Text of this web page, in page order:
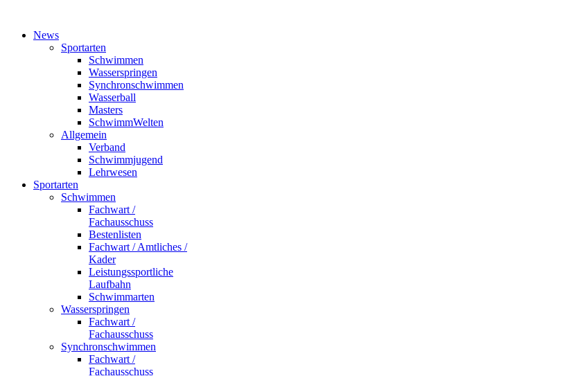
News
Sportarten
Schwimmen
Wasserspringen
Synchronschwimmen
Wasserball
Masters
SchwimmWelten
Allgemein
Verband
Schwimmjugend
Lehrwesen
Sportarten
Schwimmen
Fachwart /
Fachausschuss
Bestenlisten
Fachwart / Amtliches /
Kader
Leistungssportliche
Laufbahn
Schwimmarten
Wasserspringen
Fachwart /
Fachausschuss
Synchronschwimmen
Fachwart /
Fachausschuss